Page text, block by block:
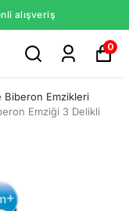
alışveriş
0
Biberon Emzikleri
Emziği 3 Delikli